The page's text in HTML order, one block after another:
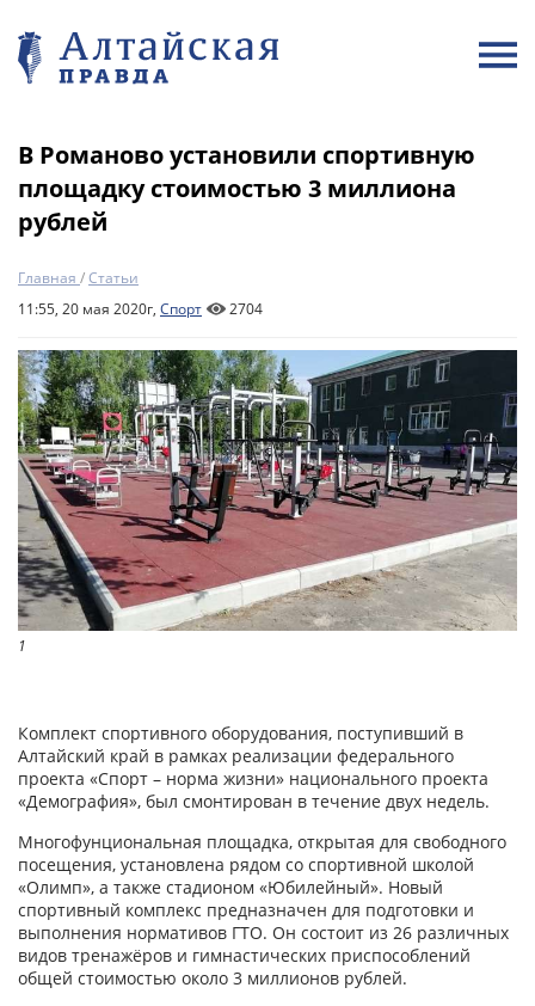
В Романово установили спортивную
площадку стоимостью 3 миллиона
рублей
Главная /Статьи
11:55, 20 мая 2020г, Спорт 2704
1
Комплект спортивного оборудования, поступивший в
Алтайский край в рамках реализации федерального
проекта «Спорт – норма жизни» национального проекта
«Демография», был смонтирован в течение двух недель.
Многофунциональная площадка, открытая для свободного
посещения, установлена рядом со спортивной школой
«Олимп», а также стадионом «Юбилейный». Новый
спортивный комплекс предназначен для подготовки и
выполнения нормативов ГТО. Он состоит из 26 различных
видов тренажёров и гимнастических приспособлений
общей стоимостью около 3 миллионов рублей.